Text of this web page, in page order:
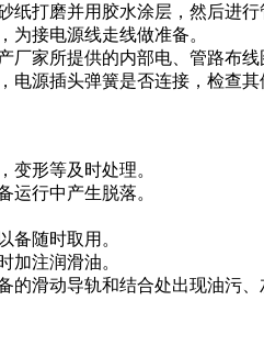
打磨并用胶水涂层，然后进
为接电源线走线做准备。
厂家所提供的内部电、管路
源插头弹簧是否连接，检查其
，变形等及时处理。
备运行中产生脱落。
以备随时取用。
时加注润滑油。
滑动导轨和结合处出现油污、